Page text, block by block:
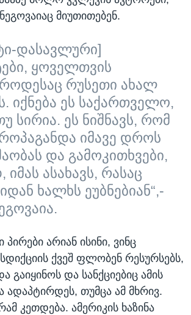
მიუთითებენ.
დასავლური]
ყოველთვის
რუსეთი ახალ
იქნება ეს საქართველო,
სირია. ეს ნიშნავს, რომ
იმავე დროს
და გამოკითხვები,
ასახავს, რასაც
ხალხს ეუბნებიან“,-
პირები არიან ისინი, ვინც
ქვეშ ფლობენ რესურსებს,
გაიყინოს და სანქციებიც ამის
ადაპტირდეს, თუმცა ამ მხრივ.
კეთდება. ამერიკის ხაზინა